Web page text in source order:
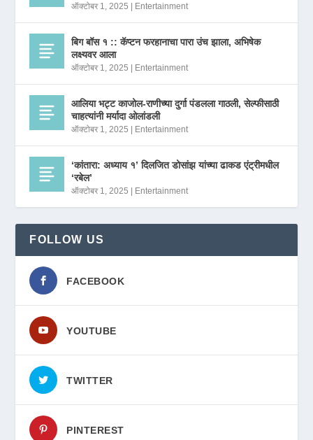
ऑक्टोबर 1, 2025 Entertainment
बिग बॉस १ :: कॅप्टन फरहानाचा पारा उंच झाला, अभिषेक
लक्ष्यवर आला
ऑक्टोबर 1, 2025 Entertainment
आलिया भट्ट काजोल-राणीच्या दुर्गा पंडलला गाठली, सेल्फीसाठी
चाहत्यांनी मर्यादा ओलांडली
ऑक्टोबर 1, 2025 Entertainment
‘कांतारा: अध्याय १’ दिलजित डोसांझ यांच्या ढाकड एंट्रीमधील
‘रबेल’
ऑक्टोबर 1, 2025 Entertainment
FOLLOW US
FACEBOOK
YOUTUBE
TWITTER
PINTEREST